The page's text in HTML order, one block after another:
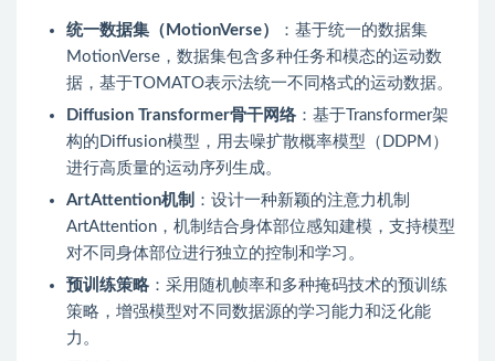
统一数据集（MotionVerse）
：基于统一的数据集
MotionVerse，数据集包含多种任务和模态的运动数
据，基于TOMATO表示法统一不同格式的运动数据。
Diffusion Transformer骨干网络：基于Transformer架
构的Diffusion模型，用去噪扩散概率模型（DDPM）
进行高质量的运动序列生成。
ArtAttention机制 ：设计一种新颖的注意力机制
ArtAttention，机制结合身体部位感知建模，支持模型
对不同身体部位进行独立的控制和学习。
预训练策略 ：采用随机帧率和多种掩码技术的预训练
策略，增强模型对不同数据源的学习能力和泛化能
力。